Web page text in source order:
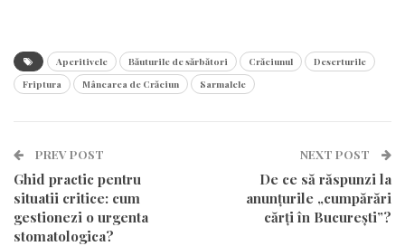
Aperitivele Băuturile de sărbători Crăciunul
Deserturile
Friptura
Mâncarea de Crăciun Sarmalele
PREV POST
Ghid practic pentru
situatii critice: cum
gestionezi o urgenta
stomatologica?
NEXT POST
De ce să răspunzi la
anunțurile „cumpărări
cărți în București”?